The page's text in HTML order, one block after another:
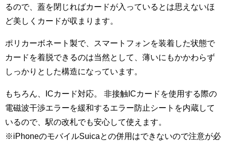
るので、蓋を閉じればカードが入っているとは思えないほ
ど美しくカードが収まります。
ポリカーボネート製で、スマートフォンを装着した状態で
カードを着脱できるのは当然として、薄いにもかかわらず
しっかりとした構造になっています。
もちろん、ICカード対応。 非接触ICカードを使用する際の
電磁波干渉エラーを緩和するエラー防止シートを内蔵して
いるので、駅の改札でも安心して使えます。
※iPhoneのモバイルSuicaとの併用はできないので注意が必